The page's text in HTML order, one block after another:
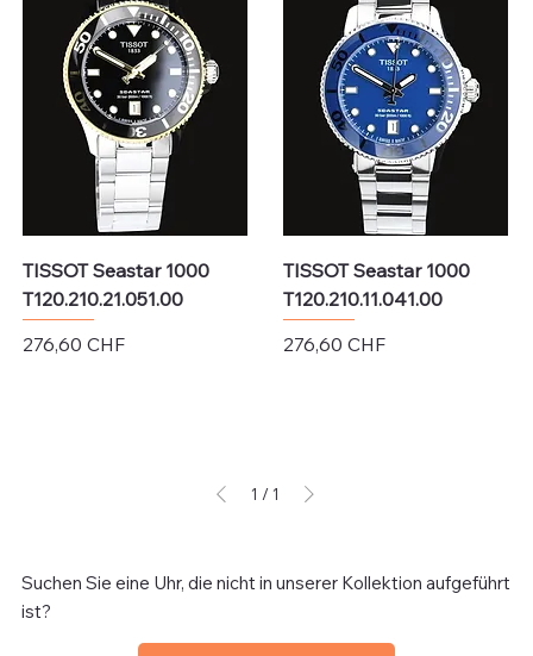
TISSOT Seastar 1000
T120.210.21.051.00
Preis
276,60 CHF
TISSOT Seastar 1000
T120.210.11.041.00
Preis
276,60 CHF
1 / 1
Suchen Sie eine Uhr, die nicht in unserer Kollektion aufgeführt
ist?